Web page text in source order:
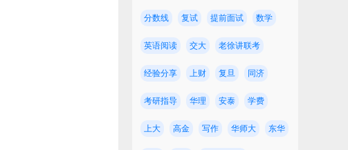
分数线 复试 提前面试 数学
英语阅读 交大 老徐讲联考
经验分享 上财 复旦 同济
考研指导 华理 安泰 学费
上大 高金 写作 华师大 东华